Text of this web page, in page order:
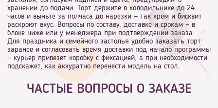
хранении до подачи. Торт держите в холодильнике до 24
часов и выньте за полчаса до нарезки — так крем и бисквит
раскроют вкус. Вопросы по составу, доставке и срокам — в
блоке ниже или у менеджера при подтверждении заказа.
Для праздника и семейного застолья удобно заказать торт
заранее и согласовать время доставки под начало программы
— курьер привезёт коробку с фиксацией, а при необходимости
подскажет, как аккуратно перенести модель на стол.
ЧАСТЫЕ ВОПРОСЫ О ЗАКАЗЕ